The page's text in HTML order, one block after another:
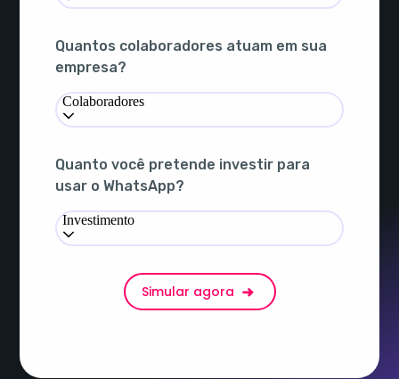
Quantos colaboradores atuam em sua
empresa?
Colaboradores
Quanto você pretende investir para
usar o WhatsApp?
Investimento
Simular agora